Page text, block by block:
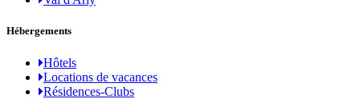
Hébergements
Hôtels
Locations de vacances
Résidences-Clubs